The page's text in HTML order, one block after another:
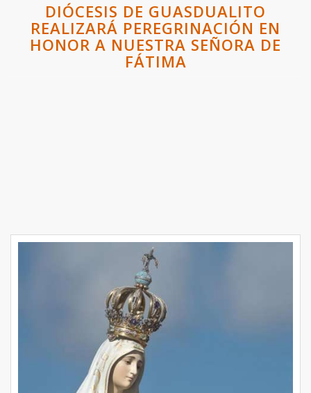
DIÓCESIS DE GUASDUALITO
REALIZARÁ PEREGRINACIÓN EN
HONOR A NUESTRA SEÑORA DE
FÁTIMA